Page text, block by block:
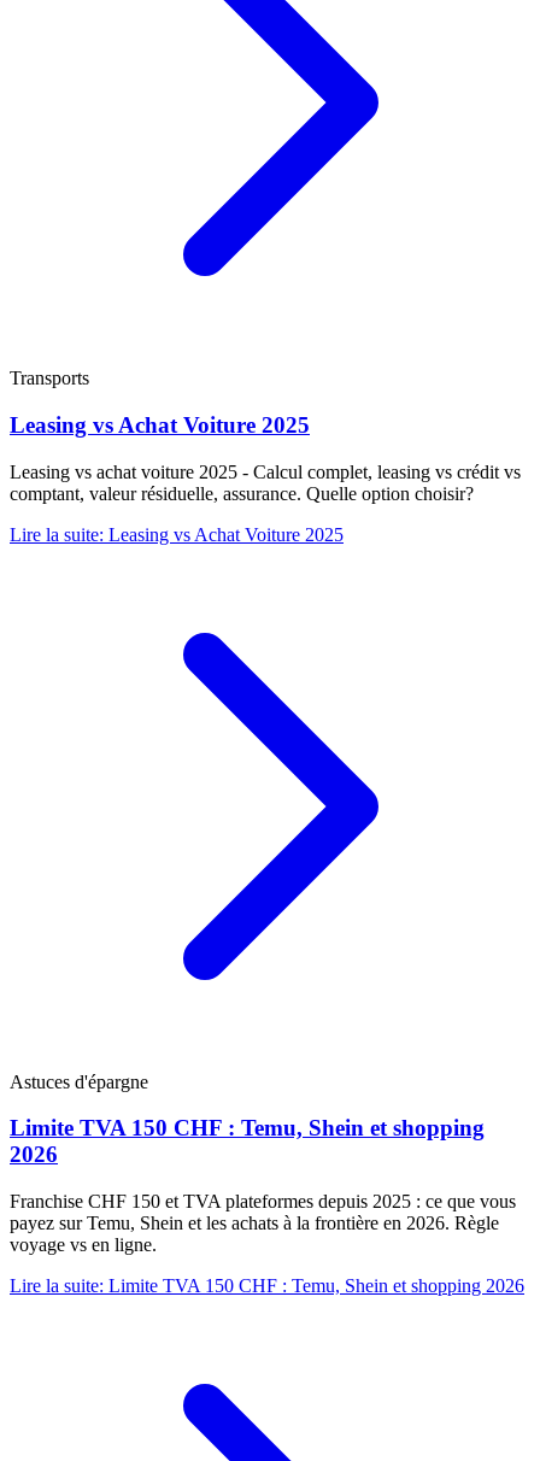
Transports
Leasing vs Achat Voiture 2025
Leasing vs achat voiture 2025 - Calcul complet, leasing vs crédit vs
comptant, valeur résiduelle, assurance. Quelle option choisir?
Lire la suite: Leasing vs Achat Voiture 2025
Astuces d'épargne
Limite TVA 150 CHF : Temu, Shein et shopping
2026
Franchise CHF 150 et TVA plateformes depuis 2025 : ce que vous
payez sur Temu, Shein et les achats à la frontière en 2026. Règle
voyage vs en ligne.
Lire la suite: Limite TVA 150 CHF : Temu, Shein et shopping 2026